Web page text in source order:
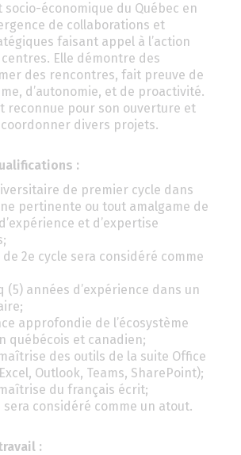
économique du Québec en
de collaborations et
faisant appel à l’action
Elle démontre des
des rencontres, fait preuve de
d’autonomie, et de proactivité.
reconnue pour son ouverture et
divers projets.
:
de premier cycle dans
pertinente ou tout amalgame de
et d’expertise
2e cycle sera considéré comme
(5) années d’expérience dans un
approfondie de l’écosystème
québécois et canadien;
des outils de la suite Office
Outlook, Teams, SharePoint);
du français écrit;
sera considéré comme un atout.
: